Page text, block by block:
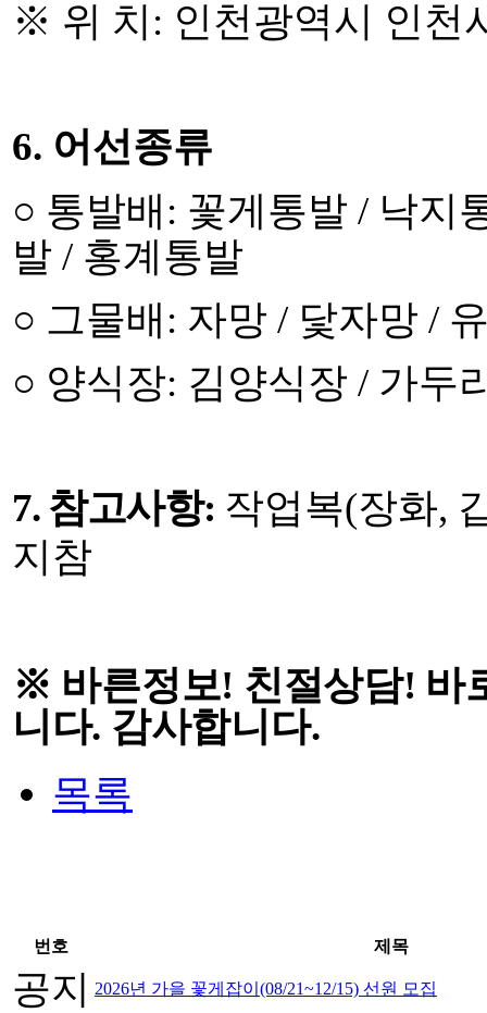
※ 위 치 : 인천광역시 인천
6. 어선종류
○ 통발배 : 꽃게통발 / 낙지
발 / 홍계통발
○ 그물배 : 자망 / 닻자망 /
○ 양식장: 김양식장 / 가두
7. 참고사항: 작업복(장화,
지참
※ 바른정보! 친절상담! 바
니다. 감사합니다.
목록
번호 제목
공지 2026년 가을 꽃게잡이(08/21~12/15) 선원 모집